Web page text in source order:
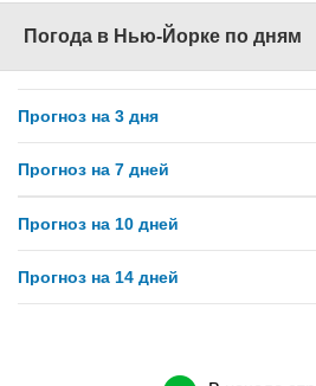
Погода в Нью-Йорке по дням
Прогноз на 3 дня
Прогноз на 7 дней
Прогноз на 10 дней
Прогноз на 14 дней